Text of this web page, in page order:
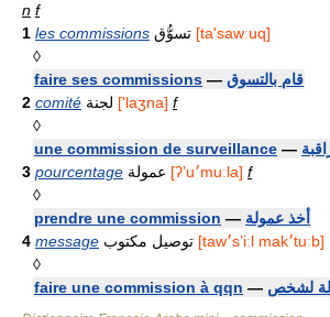
n f
1 les commissions
[ta'sawːuq]
◊
faire ses commissions — قام بالتسوق
2 comité ['laӡna] f
◊
une commission de surveillance —
3 pourcentage [ʔʼu׳muːla] f
◊
prendre une commission — أخذ عمولة
4 message
[taw׳sʼiːl mak׳tuːb]
◊
faire une commission à qqn — لشخص